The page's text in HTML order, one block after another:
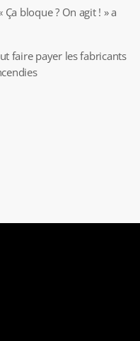
bloque ? On agit ! » a
faire payer les fabricants